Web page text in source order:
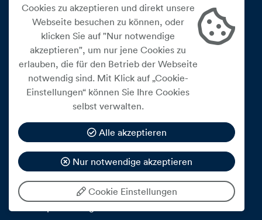
ÜBER UNS
Über uns
Support
Karriere
Newsletter anmelden
ITANDTEL PRODUKTE
Rechenzentren
Cloud Technologien
Cookies zu akzeptieren und direkt unsere
Webseite besuchen zu können, oder
klicken Sie auf "Nur notwendige
akzeptieren", um nur jene Cookies zu
erlauben, die für den Betrieb der Webseite
notwendig sind. Mit Klick auf „Cookie-
Einstellungen“ können Sie Ihre Cookies
selbst verwalten.
Alle akzeptieren
Nur notwendige akzeptieren
Cookie Einstellungen